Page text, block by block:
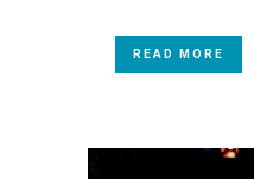
READ MORE